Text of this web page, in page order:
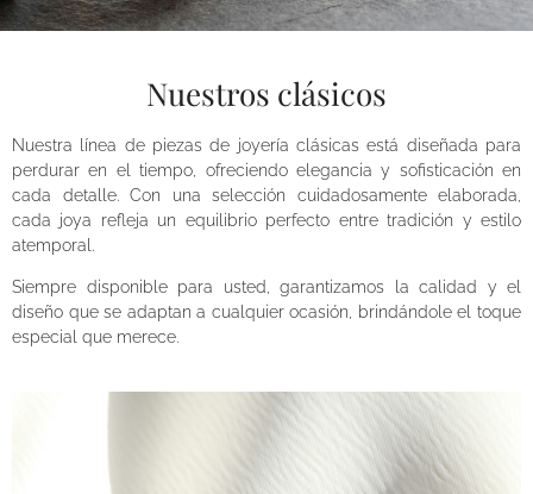
Nuestros clásicos
Nuestra línea de piezas de joyería clásicas está diseñada para
perdurar en el tiempo, ofreciendo elegancia y sofisticación en
cada detalle. Con una selección cuidadosamente elaborada,
cada joya refleja un equilibrio perfecto entre tradición y estilo
atemporal.
Siempre disponible para usted, garantizamos la calidad y el
diseño que se adaptan a cualquier ocasión, brindándole el toque
especial que merece.